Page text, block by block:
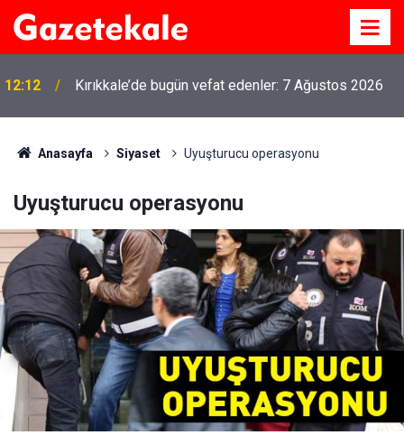
12:12 Kırıkkale’de bugün vefat edenler: 7 Ağustos 2026
11:21
MKE’nin Yerli Savunma Teknolojileri Dünya
Sahnesinde
Anasayfa Siyaset Uyuşturucu operasyonu
Uyuşturucu operasyonu